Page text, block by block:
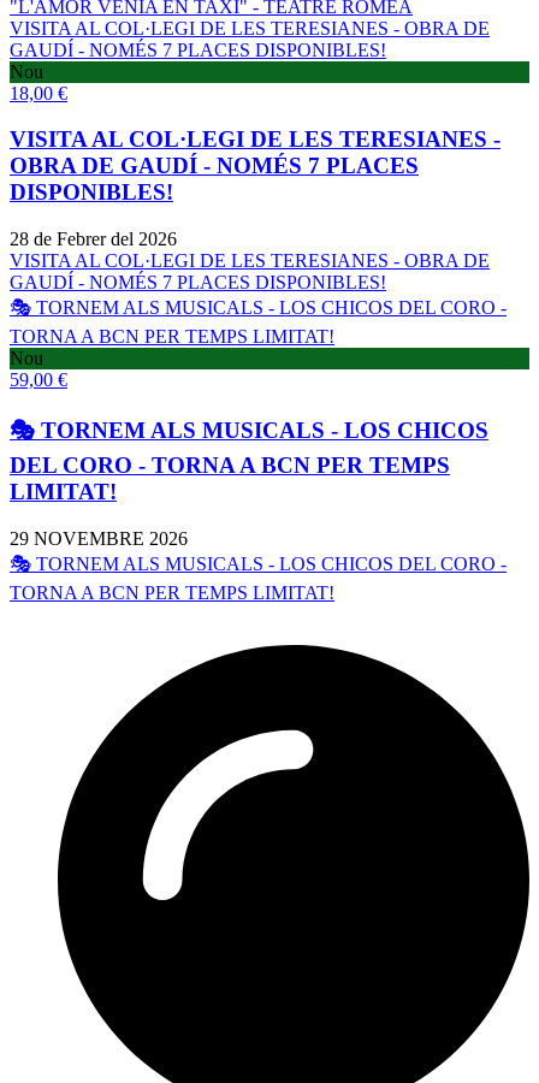
"L'AMOR VENIA EN TAXI" - TEATRE ROMEA
VISITA AL COL·LEGI DE LES TERESIANES - OBRA DE
GAUDÍ - NOMÉS 7 PLACES DISPONIBLES!
Nou
18,00 €
VISITA AL COL·LEGI DE LES TERESIANES -
OBRA DE GAUDÍ - NOMÉS 7 PLACES
DISPONIBLES!
28 de Febrer del 2026
VISITA AL COL·LEGI DE LES TERESIANES - OBRA DE
GAUDÍ - NOMÉS 7 PLACES DISPONIBLES!
🎭 TORNEM ALS MUSICALS - LOS CHICOS DEL CORO -
TORNA A BCN PER TEMPS LIMITAT!
Nou
59,00 €
🎭 TORNEM ALS MUSICALS - LOS CHICOS
DEL CORO - TORNA A BCN PER TEMPS
LIMITAT!
29 NOVEMBRE 2026
🎭 TORNEM ALS MUSICALS - LOS CHICOS DEL CORO -
TORNA A BCN PER TEMPS LIMITAT!